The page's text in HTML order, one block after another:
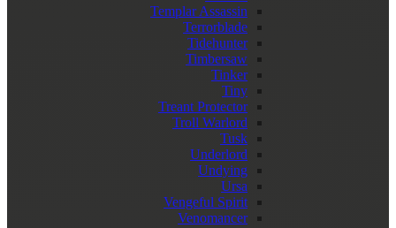
Templar Assassin
Terrorblade
Tidehunter
Timbersaw
Tinker
Tiny
Treant Protector
Troll Warlord
Tusk
Underlord
Undying
Ursa
Vengeful Spirit
Venomancer